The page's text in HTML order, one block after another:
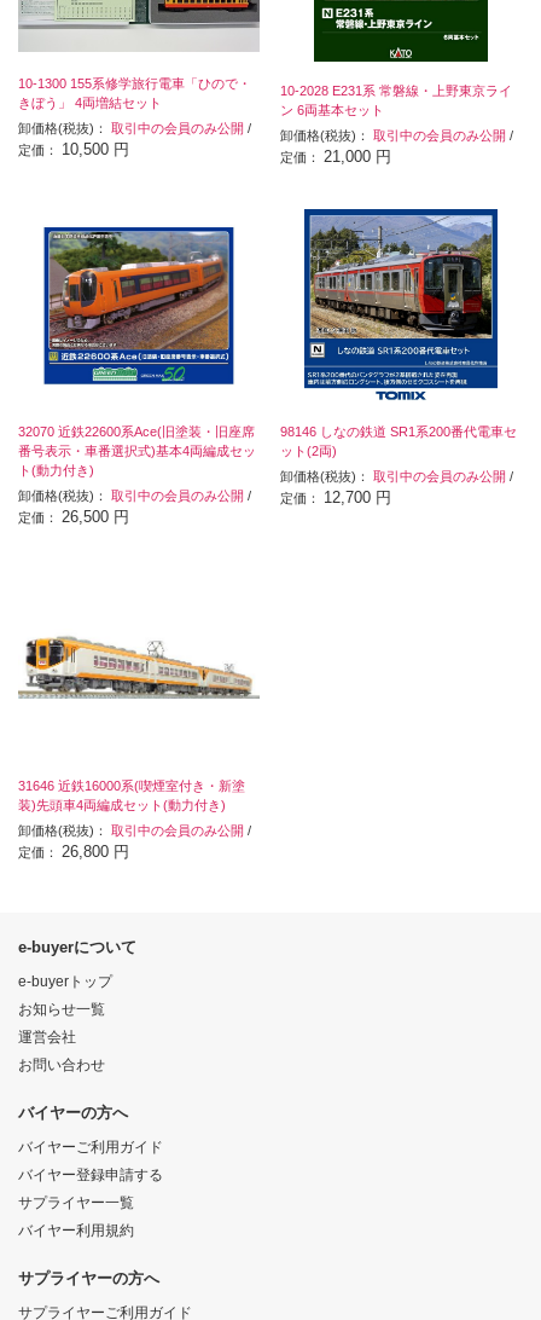
10-1300 155系修学旅行電車「ひので・
きぼう」 4両増結セット
卸価格(税抜)： 取引中の会員のみ公開 /
定価： 10,500 円
10-2028 E231系 常磐線・上野東京ライ
ン 6両基本セット
卸価格(税抜)：取引中の会員のみ公開 /
定価： 21,000 円
32070 近鉄22600系Ace(旧塗装・旧座席
番号表示・車番選択式)基本4両編成セッ
ト(動力付き)
卸価格(税抜)： 取引中の会員のみ公開 /
定価： 26,500 円
98146 しなの鉄道 SR1系200番代電車セ
ット(2両)
卸価格(税抜)：取引中の会員のみ公開 /
定価： 12,700 円
31646 近鉄16000系(喫煙室付き・新塗
装)先頭車4両編成セット(動力付き)
卸価格(税抜)： 取引中の会員のみ公開 /
定価： 26,800 円
e-buyerについて
e-buyerトップ
お知らせ一覧
運営会社
お問い合わせ
バイヤーの方へ
バイヤーご利用ガイド
バイヤー登録申請する
サプライヤー一覧
バイヤー利用規約
サプライヤーの方へ
サプライヤーご利用ガイド